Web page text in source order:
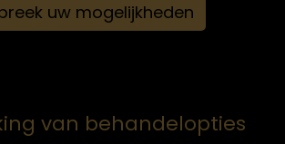
uw mogelijkheden
van behandelopties